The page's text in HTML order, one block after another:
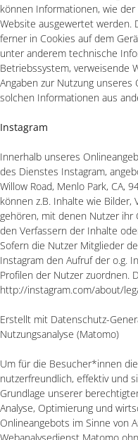
können Informationen, wie
Website ausgewertet werden.
ferner in Cookies auf dem
unter anderem technische
Betriebssystem, verweisende
Angaben zur Nutzung
solchen Informationen aus
Instagram
Innerhalb unseres
des Dienstes Instagram,
Willow Road, Menlo Park, CA,
können z.B. Inhalte wie Bilder,
gehören, mit denen Nutzer
den Verfassern der Inhalte
Sofern die Nutzer Mitglieder
Instagram den Aufruf der o.g.
Profilen der Nutzer zuordnen.
http://instagram.com/about/
Erstellt mit Datenschutz-
Nutzungsanalyse (Matomo)
Um für die Besucher*innen
nutzerfreundlich, effektiv und
Grundlage unserer
Analyse, Optimierung und
Onlineangebots im Sinne von